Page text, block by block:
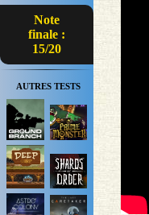
Note
finale :
15/20
AUTRES TESTS